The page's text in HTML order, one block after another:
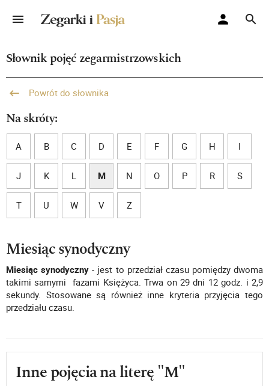
Słownik pojęć zegarmistrzowskich
Powrót do słownika
Na skróty:
A B C D E F G H I
J K L M N O P R S
T U W V Z
Miesiąc synodyczny
Miesiąc synodyczny - jest to przedział czasu pomiędzy dwoma
takimi samymi fazami Księżyca. Trwa on 29 dni 12 godz. i 2,9
sekundy. Stosowane są również inne kryteria przyjęcia tego
przedziału czasu.
Inne pojęcia na literę "M"